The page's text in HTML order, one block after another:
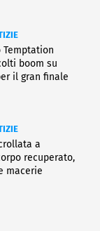
Temptation
boom su
il gran finale
a
recuperato,
macerie